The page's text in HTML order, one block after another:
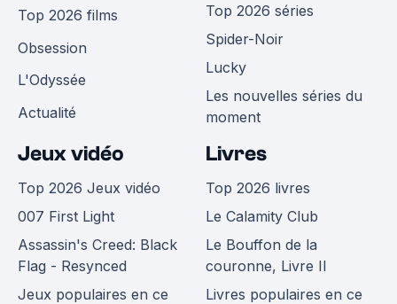
Top 2026 films
Obsession
L'Odyssée
Actualité
Top 2026 séries
Spider-Noir
Lucky
Les nouvelles séries du
moment
Jeux vidéo
Top 2026 Jeux vidéo
007 First Light
Assassin's Creed: Black
Flag - Resynced
Jeux populaires en ce
Livres
Top 2026 livres
Le Calamity Club
Le Bouffon de la
couronne, Livre II
Livres populaires en ce